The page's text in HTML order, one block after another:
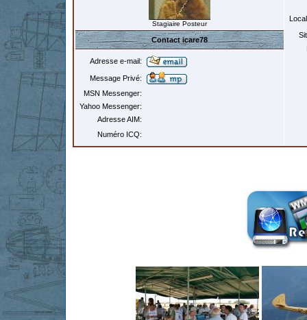
Stagiaire Posteur
Contact icare78
Adresse e-mail:
Message Privé:
MSN Messenger:
Yahoo Messenger:
Adresse AIM:
Numéro ICQ: